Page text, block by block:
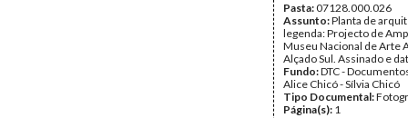
Pasta:07128.000.026
Assunto:Planta de
legenda: Projecto de
Museu Nacional de Arte
Alçado Sul. Assinado e
Fundo:DTC -
Alice Chicó - Sílvia Chicó
Tipo Documental:
Página(s): 1